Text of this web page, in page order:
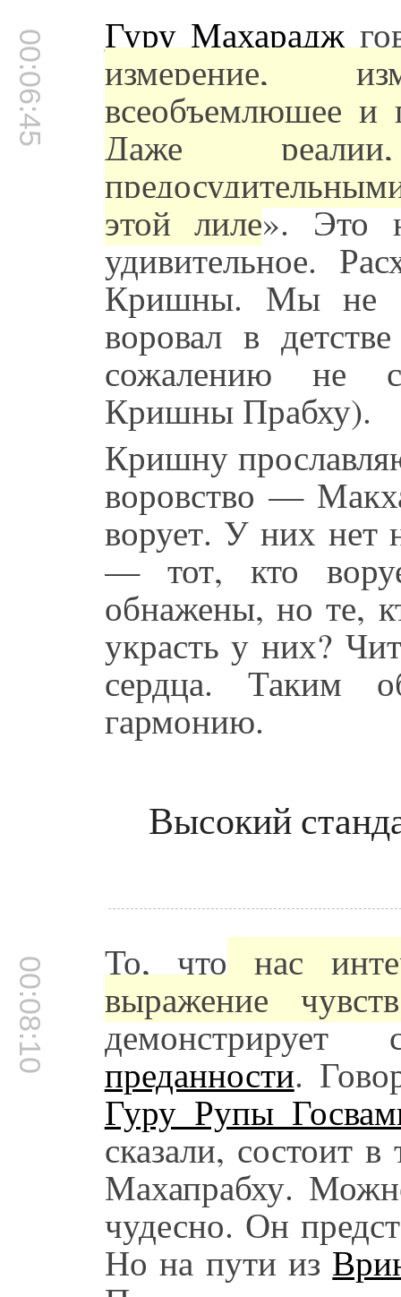
00:06:45 Гуру Махарадж
измерение,
всеобъемлющее
Даже
этой лиле». Это
удивительное.
Кришны. Мы не
воровал в
сожалению не
Кришны Прабху).
Кришну
воровство —
ворует. У них нет
— тот, кто
обнажены, но те,
украсть у них?
сердца. Таким
гармонию.
Высокий
00:08:10 То, что нас
выражение
демонстрирует
преданности.
Гуру Рупы
сказали, состоит
Махапрабху.
чудесно. Он
Но на пути из